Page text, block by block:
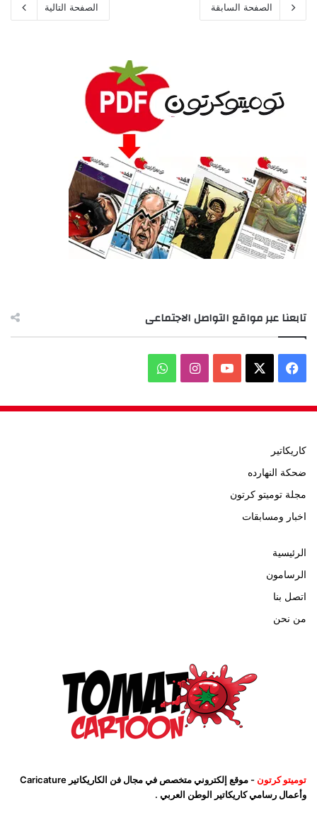
الصفحة السابقة الصفحة التالية
تابعنا عبر مواقع التواصل الاجتماعى
فيسبوك ‫YouTubeانستقرامواتساب
كاريكاتير
ضحكة النهارده
مجلة توميتو كرتون
اخبار ومسابقات
الرئيسية
الرسامون
اتصل بنا
من نحن
توميتو كرتون
- موقع إلكتروني متخصص في مجال فن الكاريكاتير Caricature
وأعمال رسامي كاريكاتير الوطن العربي .